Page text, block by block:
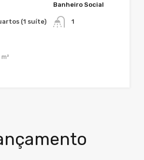
(1 suíte)
Banheiro Social
1
m²